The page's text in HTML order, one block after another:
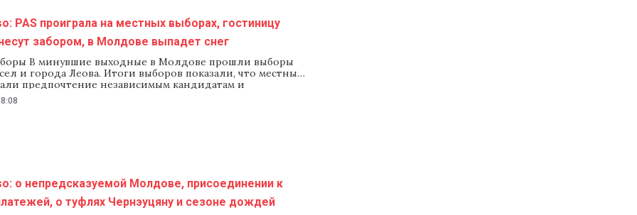
PAS проиграла на местных выборах, гостиницу
забором, в Молдове выпадет снег
В минувшие выходные в Молдове прошли выборы
и города Леова. Итоги выборов показали, что местные
предпочтение независимым кандидатам и
Партии социалистов, «Лиги городов и сообществ» и
и объединения Молдовы». Кандидаты от правящей
о непредсказуемой Молдове, присоединении к
о туфлях Чернэуцяну и сезоне дождей